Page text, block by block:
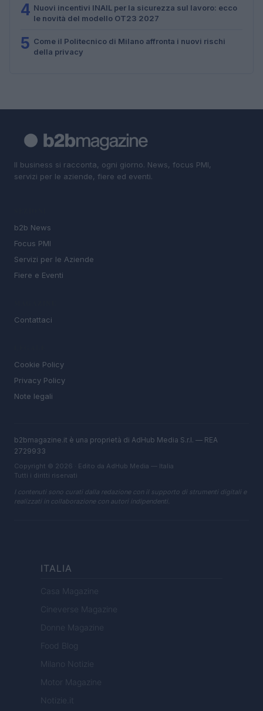
4 Nuovi incentivi INAIL per la sicurezza sul lavoro: ecco
le novità del modello OT23 2027
5 Come il Politecnico di Milano affronta i nuovi rischi
della privacy
Il business si racconta, ogni giorno. News, focus PMI,
servizi per le aziende, fiere ed eventi.
b2b News
Focus PMI
Servizi per le Aziende
Fiere e Eventi
Contattaci
Cookie Policy
Privacy Policy
Note legali
b2bmagazine.it è una proprietà di AdHub Media S.r.l. — REA
2729933
Copyright © 2026 · Edito da AdHub Media — Italia
Tutti i diritti riservati
I contenuti sono curati dalla redazione con il supporto di strumenti digitali e
realizzati in collaborazione con autori indipendenti.
ITALIA
Casa Magazine
Cineverse Magazine
Donne Magazine
Food Blog
Milano Notizie
Motor Magazine
Notizie.it